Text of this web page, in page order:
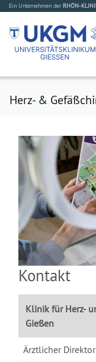
Ein Unternehmen der RHÖN-
Herz- &
Kontakt
Klinik für Herz-
Gießen
Ärztlicher Direktor